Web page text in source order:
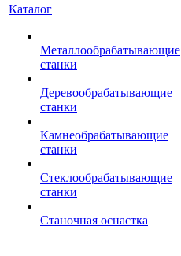
Каталог
Металлообрабатывающие
станки
Деревообрабатывающие
станки
Камнеобрабатывающие
станки
Стеклообрабатывающие
станки
Станочная оснастка